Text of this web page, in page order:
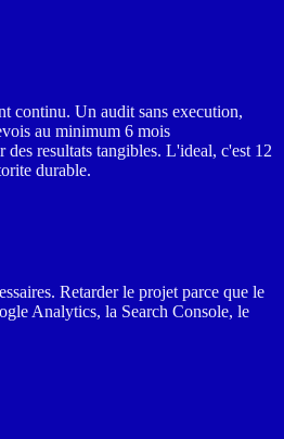
continu. Un audit sans execution,
au minimum 6 mois
resultats tangibles. L'ideal, c'est 12
durable.
Retarder le projet parce que le
Analytics, la Search Console, le